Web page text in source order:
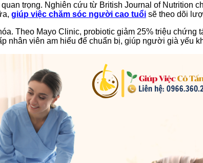
trọng. Nghiên cứu từ British Journal of Nutrition
giúp việc chăm sóc người cao tuổi sẽ theo dõi
Theo Mayo Clinic, probiotic giảm 25% triệu
nhân viên am hiểu để chuẩn bị, giúp người già yếu